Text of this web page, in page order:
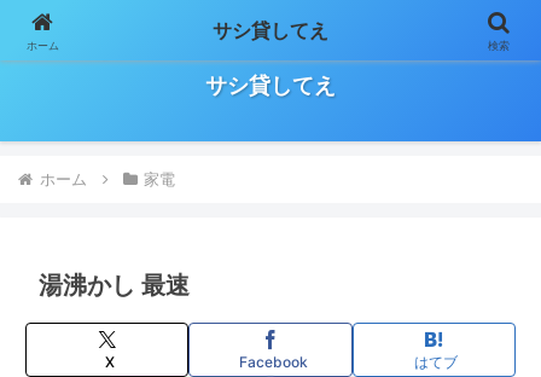
日々の気になること、お役立ち情報などをゆる～く気長に書いていきます！
サシ貸してえ
ホーム 家電
湯沸かし 最速
X Facebook はてブ
ホーム
サシ貸してえ
検索